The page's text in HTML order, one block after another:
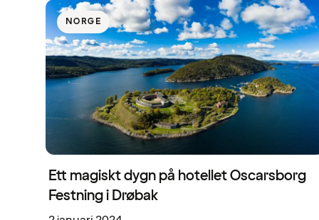
NORGE
Ett magiskt dygn på hotellet Oscarsborg
Festning i Drøbak